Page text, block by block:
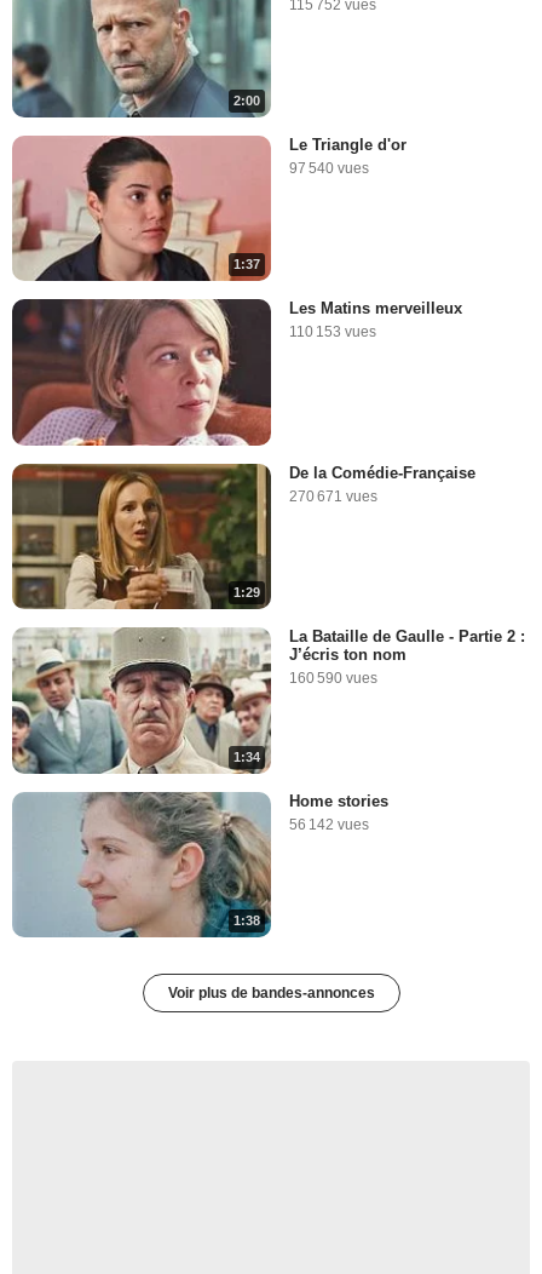
2:00
115 752 vues
1:37
Le Triangle d'or
97 540 vues
Les Matins merveilleux
110 153 vues
1:29
De la Comédie-Française
270 671 vues
1:34
La Bataille de Gaulle - Partie 2 :
J’écris ton nom
160 590 vues
1:38
Home stories
56 142 vues
Voir plus de bandes-annonces